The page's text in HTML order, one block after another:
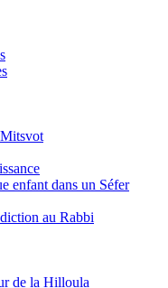
enfant dans un Séfer
au Rabbi
de la Hilloula